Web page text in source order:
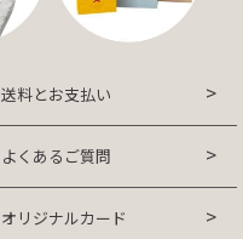
送料とお支払い
よくあるご質問
オリジナルカード